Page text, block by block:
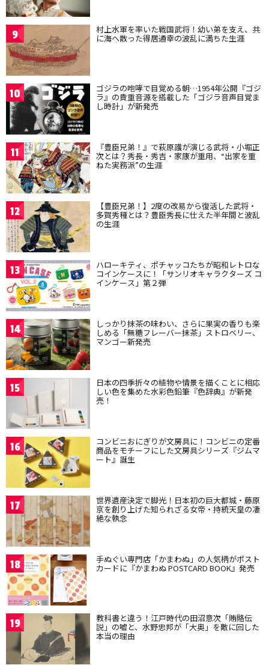
9 村上水軍を率いた戦国武将！幼い弟を支え、共
に海へ散った得居通幸の波乱に満ちた生涯
10 ゴジラの咆哮で目覚める朝…1954年公開『ゴジ
ラ』の貴重音源を搭載した「ゴジラ音声目覚ま
し時計」が新発売
11 『豊臣兄弟！』で萩原護が演じる武将・小堀正
次とは？秀長・秀吉・家康が重用、“出家を重
ねた実務派”の生涯
12 【豊臣兄弟！】2度の改易から復活した武将・
多賀秀種とは？豊臣秀長に仕えた半年間と波乱
の生涯
13 ハローキティ、ポチャッコたちが昭和レトロな
コインケースに！「サンリオキャラクターズ コ
インケース」第２弾
14 しっかり抹茶の味わい、さらに果実の香りも楽
しめる「無糖フレーバー抹茶」ストロベリー、
マンゴー新発売
15 日本の四季折々の植物や情景を描くことに相応
しい色を集めた水彩色鉛筆『色辞典』が新発
売！
16 コンビニおにぎりが文房具に！コンビニの定番
商品をモチーフにした文房具シリーズ『ジムマ
ート』誕生
17 世界遺産決定で脚光！日本初の巨大都城・藤原
京を創り上げた知られざる女帝・持統天皇の凄
絶な執念
18 手ぬぐい専門店「かまわぬ」の人気柄がポスト
カードに『かまわぬ POSTCARD BOOK』発売
19 教科書と違う！江戸時代の田沼意次「賄賂伝
説」の嘘と、水野忠邦が「大奥」を敵に回した
本当の理由